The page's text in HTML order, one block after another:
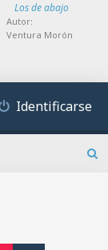
Los de abajo
Autor:
Ventura Morón
Identificarse